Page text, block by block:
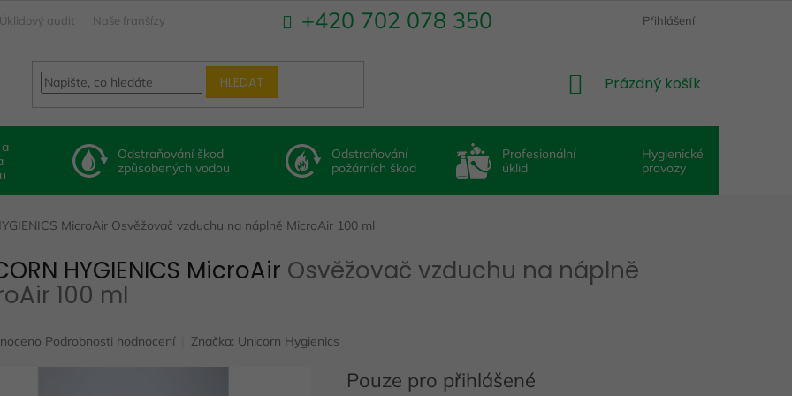
+420 702 078 350
Úklidový audit Naše franšízy Přihlášení
HLEDAT
NÁKUPNÍ
Prázdný košík
Odstraňování škod
způsobených vodou
Odstraňování
požárních škod
Profesionální
úklid
Hygienické
provozy
MicroAir Osvěžovač vzduchu na náplně MicroAir 100 ml
HYGIENICS MicroAir Osvěžovač vzduchu na náplně
100 ml
Podrobnosti hodnocení Značka: Unicorn Hygienics
Pouze pro přihlášené